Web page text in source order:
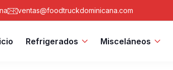
ventas@foodtruckdominicana.com
Refrigerados Misceláneos